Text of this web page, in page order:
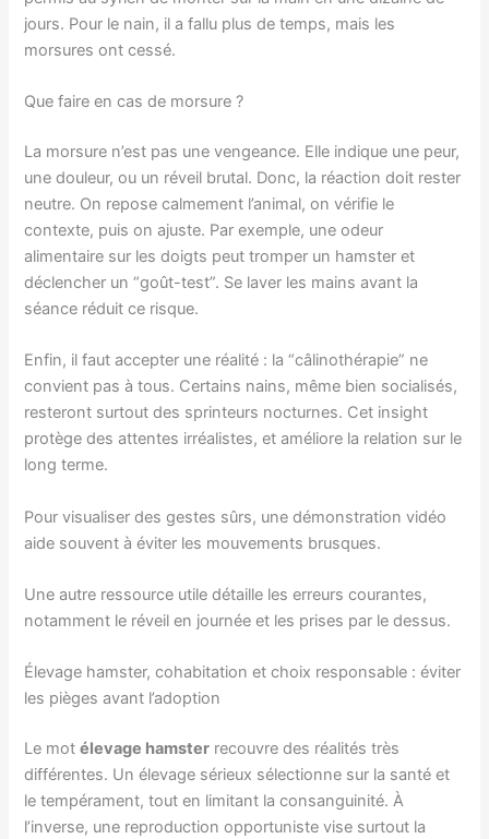
jours. Pour le nain, il a fallu plus de temps, mais les
morsures ont cessé.
Que faire en cas de morsure ?
La morsure n’est pas une vengeance. Elle indique une peur,
une douleur, ou un réveil brutal. Donc, la réaction doit rester
neutre. On repose calmement l’animal, on vérifie le
contexte, puis on ajuste. Par exemple, une odeur
alimentaire sur les doigts peut tromper un hamster et
déclencher un “goût-test”. Se laver les mains avant la
séance réduit ce risque.
Enfin, il faut accepter une réalité : la “câlinothérapie” ne
convient pas à tous. Certains nains, même bien socialisés,
resteront surtout des sprinteurs nocturnes. Cet insight
protège des attentes irréalistes, et améliore la relation sur le
long terme.
Pour visualiser des gestes sûrs, une démonstration vidéo
aide souvent à éviter les mouvements brusques.
Une autre ressource utile détaille les erreurs courantes,
notamment le réveil en journée et les prises par le dessus.
Élevage hamster, cohabitation et choix responsable : éviter
les pièges avant l’adoption
Le motélevage hamster recouvre des réalités très
différentes. Un élevage sérieux sélectionne sur la santé et
le tempérament, tout en limitant la consanguinité. À
l’inverse, une reproduction opportuniste vise surtout la